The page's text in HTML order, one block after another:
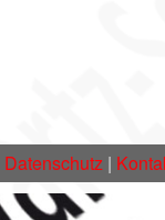
Datenschutz |